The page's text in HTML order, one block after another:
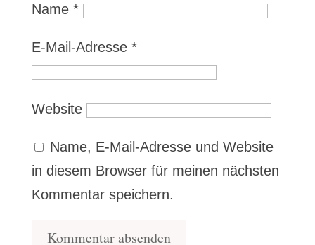
Name *
E-Mail-Adresse *
Website
Name, E-Mail-Adresse und Website
in diesem Browser für meinen nächsten
Kommentar speichern.